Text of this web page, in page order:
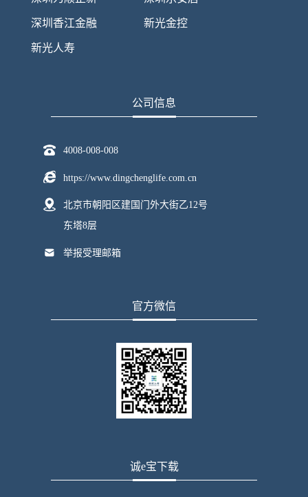
深圳香江金融
新光人寿
新光金控
公司信息
4008-008-008
https://www.dingchenglife.com.cn
北京市朝阳区建国门外大街乙12号
东塔8层
举报受理邮箱
官方微信
诚e宝下载